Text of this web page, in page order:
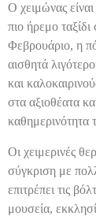
Ο χειμώνας
πιο ήρεμο
Φεβρουάριο, η
αισθητά
και
στα αξιοθέατα
καθημερινότητα
Οι χειμερινές
σύγκριση με
επιτρέπει τις
μουσεία,